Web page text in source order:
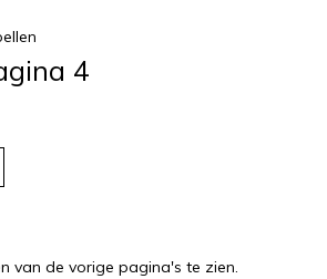
4
van de vorige pagina's te zien.